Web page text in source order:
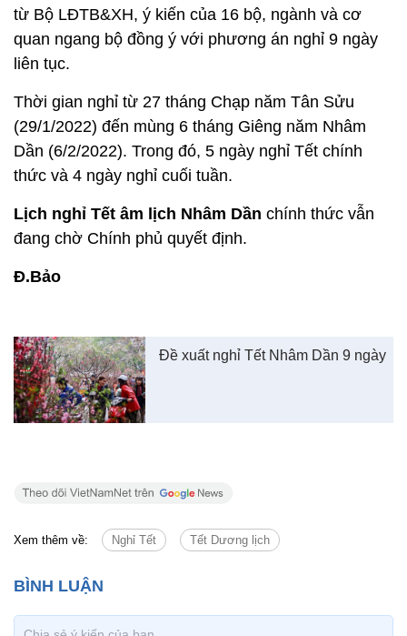
từ Bộ LĐTB&XH, ý kiến của 16 bộ, ngành và cơ
quan ngang bộ đồng ý với phương án nghỉ 9 ngày
liên tục.
Thời gian nghỉ từ 27 tháng Chạp năm Tân Sửu
(29/1/2022) đến mùng 6 tháng Giêng năm Nhâm
Dần (6/2/2022). Trong đó, 5 ngày nghỉ Tết chính
thức và 4 ngày nghỉ cuối tuần.
Lịch nghỉ Tết âm lịch Nhâm Dần chính thức vẫn
đang chờ Chính phủ quyết định.
Đ.Bảo
Đề xuất nghỉ Tết Nhâm Dần 9 ngày
Xem thêm về: Nghỉ Tết Tết Dương lịch